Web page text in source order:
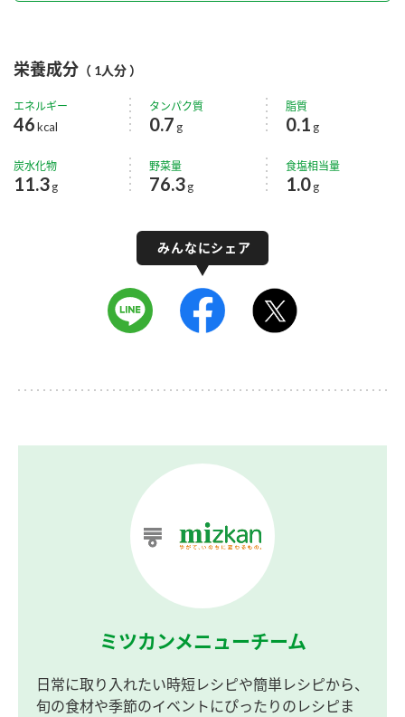
栄養成分 （ 1人分 ）
エネルギー
46kcal
タンパク質
0.7 g
脂質
0.1 g
炭水化物
11.3g
野菜量
76.3g
食塩相当量
1.0 g
ミツカンメニューチーム
日常に取り入れたい時短レシピや簡単レシピから、
旬の食材や季節のイベントにぴったりのレシピま